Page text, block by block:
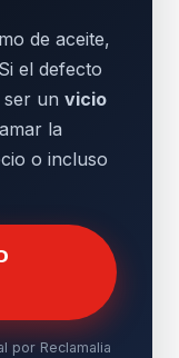
de aceite,
el defecto
un vicio
la
o incluso
por Reclamalia